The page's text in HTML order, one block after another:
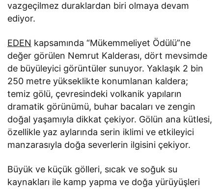
vazgeçilmez duraklardan biri olmaya devam
ediyor.
EDEN kapsamında “Mükemmeliyet Ödülü”ne
değer görülen Nemrut Kalderası, dört mevsimde
de büyüleyici görüntüler sunuyor. Yaklaşık 2 bin
250 metre yükseklikte konumlanan kaldera;
temiz gölü, çevresindeki volkanik yapıların
dramatik görünümü, buhar bacaları ve zengin
doğal yaşamıyla dikkat çekiyor. Gölün ana kütlesi,
özellikle yaz aylarında serin iklimi ve etkileyici
manzarasıyla doğa severlerin ilgisini çekiyor.
Büyük ve küçük gölleri, sıcak ve soğuk su
kaynakları ile kamp yapma ve doğa yürüyüşleri